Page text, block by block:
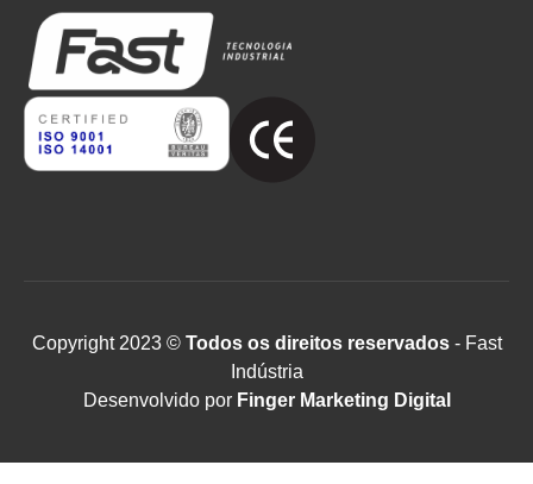
Copyright 2023 ©Todos os direitos reservados- Fast
Indústria
Desenvolvido por Finger Marketing Digital